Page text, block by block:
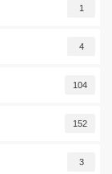
1
4
104
152
3